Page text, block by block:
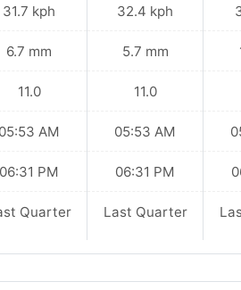
31.7 kph
6.7 mm
11.0
05:53 AM
06:31 PM
Quarter
32.4 kph
5.7 mm
11.0
05:53 AM
06:31 PM
Last Quarter